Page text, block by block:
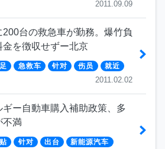
2011.09.09
200台の救急車が勤務。爆竹負
金を徴収せずー北京
急救车 针对 伤员 就近
2011.02.02
ギー自動車購入補助政策、多
不満
针对 出台 新能源汽车